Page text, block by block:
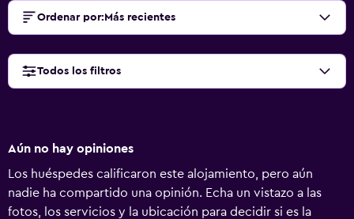
Ordenar por: Más recientes
Todos los filtros
Aún no hay opiniones
Los huéspedes calificaron este alojamiento, pero aún
nadie ha compartido una opinión. Echa un vistazo a las
fotos, los servicios y la ubicación para decidir si es la